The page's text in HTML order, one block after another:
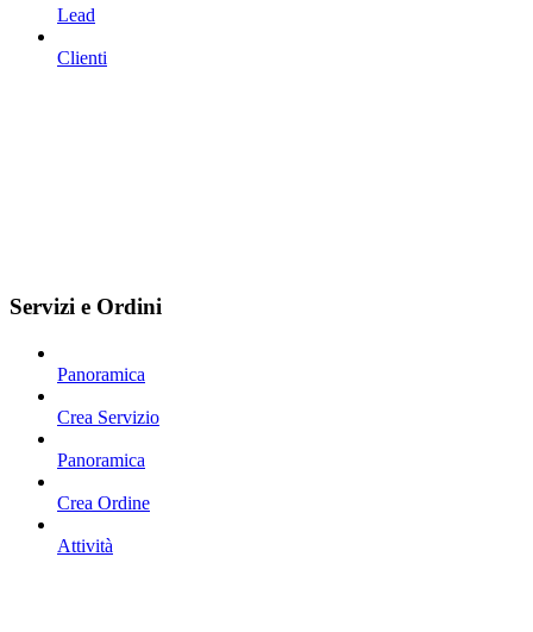
Lead
Clienti
Servizi e Ordini
Panoramica
Crea Servizio
Panoramica
Crea Ordine
Attività